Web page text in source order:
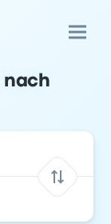
nach